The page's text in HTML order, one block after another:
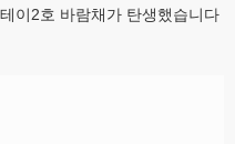
이2호 바람채가 탄생했습니다